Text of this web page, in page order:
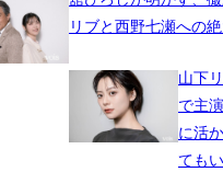
リブと西野七瀬への
山下
で主
に活
ても